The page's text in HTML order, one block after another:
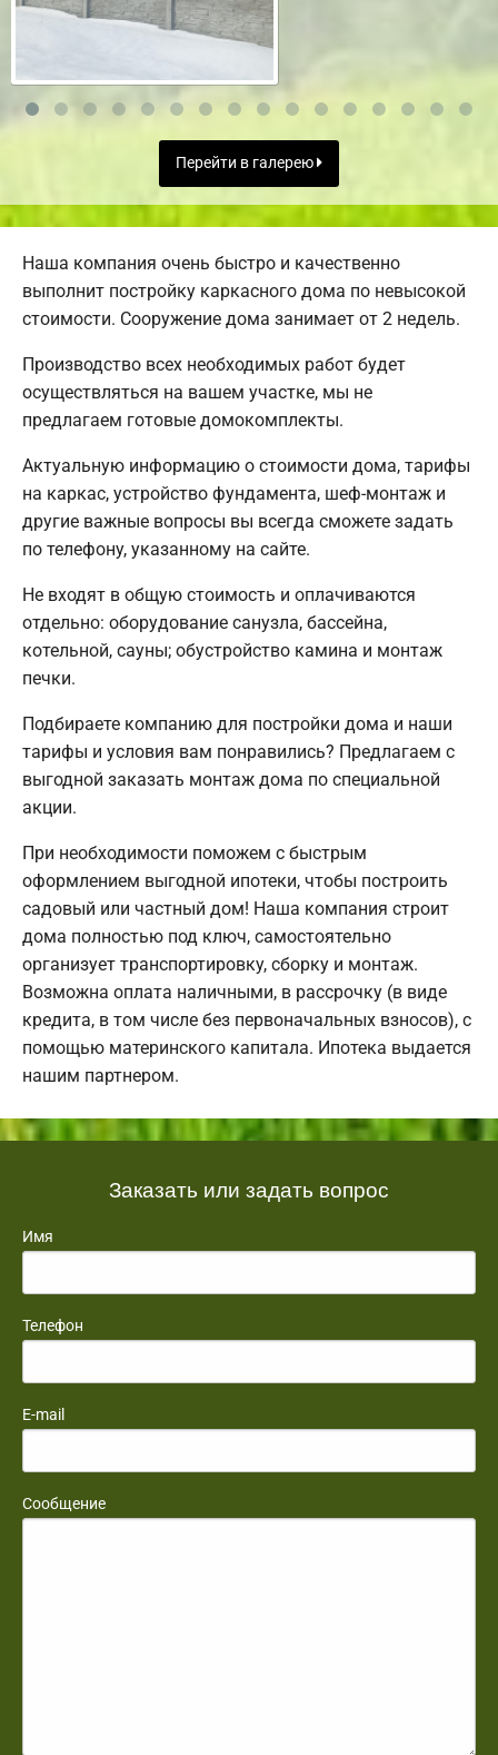
Перейти в галерею
Наша компания очень быстро и качественно
выполнит постройку каркасного дома по невысокой
стоимости. Сооружение дома занимает от 2 недель.
Производство всех необходимых работ будет
осуществляться на вашем участке, мы не
предлагаем готовые домокомплекты.
Актуальную информацию о стоимости дома, тарифы
на каркас, устройство фундамента, шеф-монтаж и
другие важные вопросы вы всегда сможете задать
по телефону, указанному на сайте.
Не входят в общую стоимость и оплачиваются
отдельно: оборудование санузла, бассейна,
котельной, сауны; обустройство камина и монтаж
печки.
Подбираете компанию для постройки дома и наши
тарифы и условия вам понравились? Предлагаем с
выгодной заказать монтаж дома по специальной
акции.
При необходимости поможем с быстрым
оформлением выгодной ипотеки, чтобы построить
садовый или частный дом! Наша компания строит
дома полностью под ключ, самостоятельно
организует транспортировку, сборку и монтаж.
Возможна оплата наличными, в рассрочку (в виде
кредита, в том числе без первоначальных взносов), с
помощью материнского капитала. Ипотека выдается
нашим партнером.
Заказать или задать вопрос
Имя
Телефон
E-mail
Сообщение